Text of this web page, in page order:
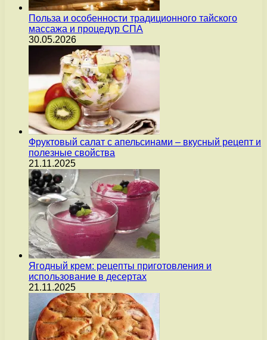
Польза и особенности традиционного тайского
массажа и процедур СПА
30.05.2026
Фруктовый салат с апельсинами – вкусный рецепт и
полезные свойства
21.11.2025
Ягодный крем: рецепты приготовления и
использование в десертах
21.11.2025